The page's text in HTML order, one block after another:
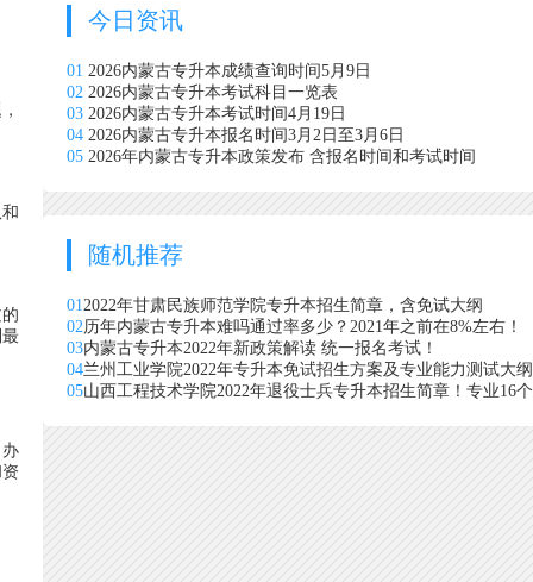
今日资讯
01 2026内蒙古专升本成绩查询时间5月9日
02 2026内蒙古专升本考试科目一览表
03 2026内蒙古专升本考试时间4月19日
04 2026内蒙古专升本报名时间3月2日至3月6日
05 2026年内蒙古专升本政策发布 含报名时间和考试时间
随机推荐
012022年甘肃民族师范学院专升本招生简章，含免试大纲
02历年内蒙古专升本难吗通过率多少？2021年之前在8%左右！
03内蒙古专升本2022年新政策解读 统一报名考试！
04兰州工业学院2022年专升本免试招生方案及专业能力测试大纲
05山西工程技术学院2022年退役士兵专升本招生简章！专业16个